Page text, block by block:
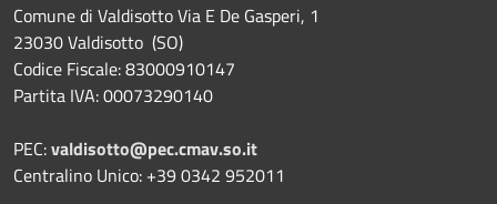
Comune di Valdisotto Via E De Gasperi, 1
23030 Valdisotto (SO)
Codice Fiscale: 83000910147
Partita IVA: 00073290140
PEC:valdisotto@pec.cmav.so.it
Centralino Unico: +39 0342 952011